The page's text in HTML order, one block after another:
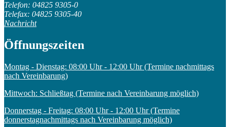
Telefon: 04825 9305-0
Telefax: 04825 9305-40
Nachricht
Öffnungszeiten
Montag - Dienstag: 08:00 Uhr - 12:00 Uhr (Termine nachmittags
nach Vereinbarung)
Mittwoch: Schließtag (Termine nach Vereinbarung möglich)
Donnerstag - Freitag: 08:00 Uhr - 12:00 Uhr (Termine
donnerstagnachmittags nach Vereinbarung möglich)